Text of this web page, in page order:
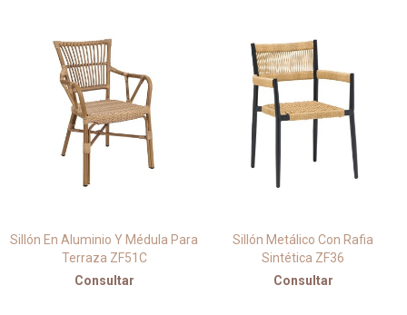
Sillón En Aluminio Y Médula Para
Terraza ZF51C
Consultar
Sillón Metálico Con Rafia
Sintética ZF36
Consultar